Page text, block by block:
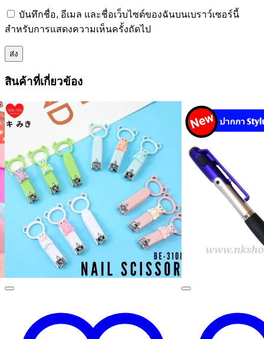
บันทึกชื่อ, อีเมล และชื่อเว็บไซต์ของฉันบนเบราว์เซอร์นี้
สำหรับการแสดงความเห็นครั้งถัดไป
สินค้าที่เกี่ยวข้อง